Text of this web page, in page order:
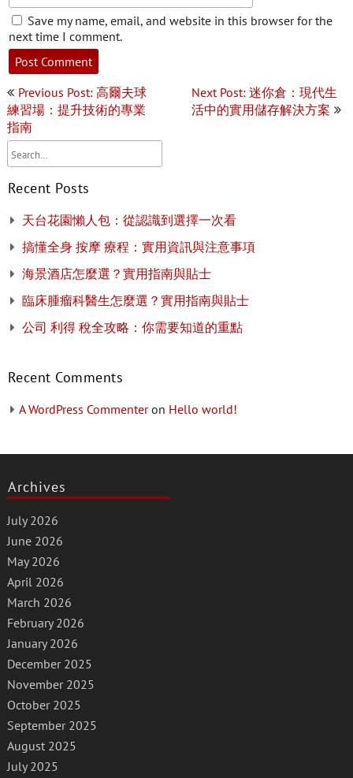
Save my name, email, and website in this browser for the
next time I comment.
Post
navigation
Previous Post: 高爾夫球
練習場：提升技術的專業
指南
Next Post: 迷你倉：現代生
活中的實用儲存解決方案
Recent Posts
天台花園懶人包：從認識到選擇一次看
搞懂全身 按摩 療程：實用資訊與注意事項
海景酒店怎麼選？實用指南與貼士
臨床腫瘤科醫生怎麼選？實用指南與貼士
公司 利得 稅全攻略：你需要知道的重點
Recent Comments
A WordPress Commenteron Hello world!
Archives
July 2026
June 2026
May 2026
April 2026
March 2026
February 2026
January 2026
December 2025
November 2025
October 2025
September 2025
August 2025
July 2025